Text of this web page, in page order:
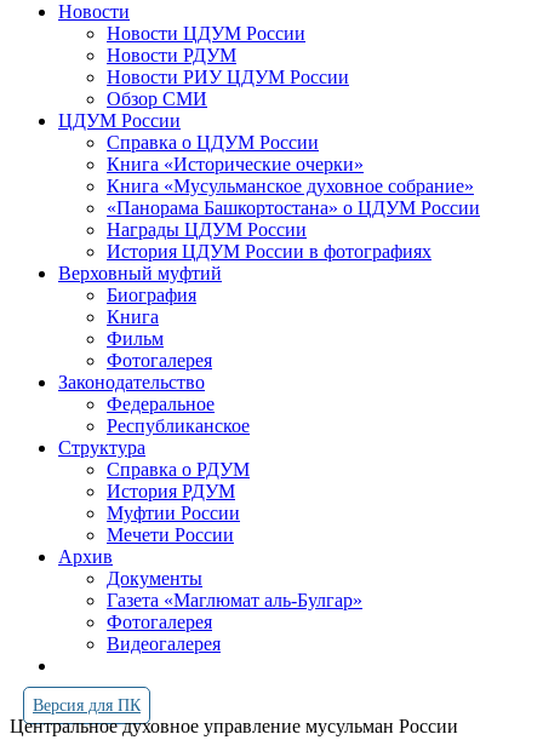
Новости
Новости ЦДУМ России
Новости РДУМ
Новости РИУ ЦДУМ России
Обзор СМИ
ЦДУМ России
Справка о ЦДУМ России
Книга «Исторические очерки»
Книга «Мусульманское духовное собрание»
«Панорама Башкортостана» о ЦДУМ России
Награды ЦДУМ России
История ЦДУМ России в фотографиях
Верховный муфтий
Биография
Книга
Фильм
Фотогалерея
Законодательство
Федеральное
Республиканское
Структура
Справка о РДУМ
История РДУМ
Муфтии России
Мечети России
Архив
Документы
Газета «Маглюмат аль-Булгар»
Фотогалерея
Видеогалерея
Версия для ПК
Центральное духовное управление мусульман России